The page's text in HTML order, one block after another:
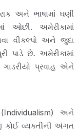
અને ભાષામાં ઘણી
ઓછી. અમેરીકામાં
વીકલ્પો અને જુદા
પાડે છે. અમેરીકામાં
પ્રવાહ એને
અને
વ્યક્તીની અંગત